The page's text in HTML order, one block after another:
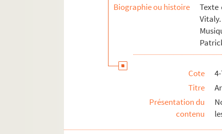
Biographie ou histoire
Texte
Cote
Titre
Présentation du
contenu